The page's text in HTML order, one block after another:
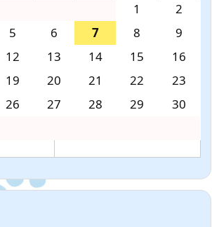
1
2
5 6 7 8
9
12 13 14 15
16
19 20 21 22
23
26 27 28 29
30